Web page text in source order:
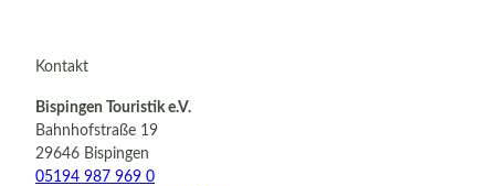
Kontakt
Bispingen Touristik e.V.
Bahnhofstraße 19
29646 Bispingen
05194 987 969 0